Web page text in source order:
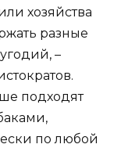
хозяйства
разные
–
подходят
по любой